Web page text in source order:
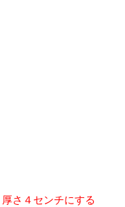
厚さ４センチにする